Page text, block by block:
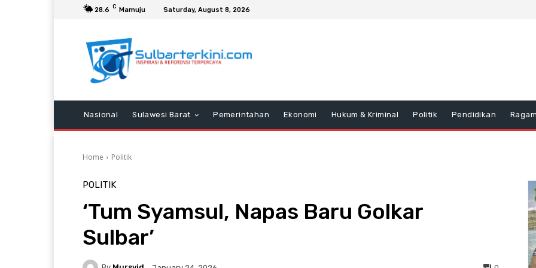
28.6 C Mamuju Saturday, August 8, 2026
Nasional Sulawesi Barat Pemerintahan Ekonomi Hukum & Kriminal Politik Pendidikan
Home Politik
POLITIK
‘Tum Syamsul, Napas Baru Golkar
Sulbar’